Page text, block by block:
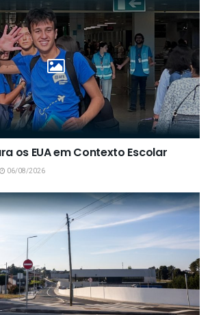
os EUA em Contexto Escolar
06/08/2026